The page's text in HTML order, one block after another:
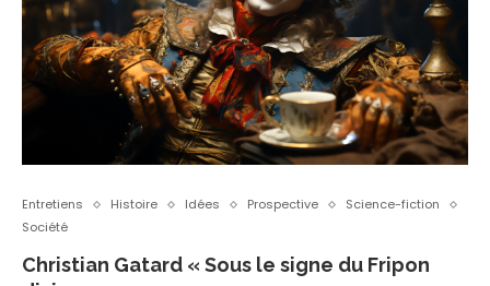
Entretiens Histoire Idées Prospective
Science-fiction
Société
Christian Gatard « Sous le signe du Fripon